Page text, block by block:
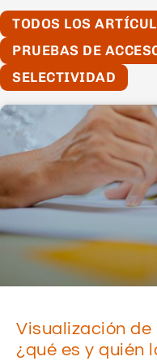
TODOS LOS
PRUEBAS DE
SELECTIVIDAD
Visualización de
¿qué es y quién